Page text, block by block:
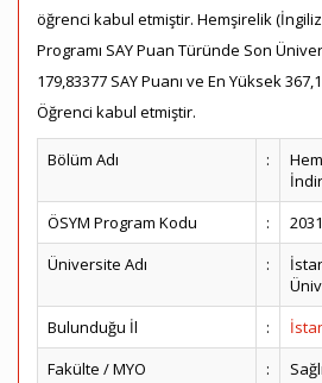
öğrenci kabul etmiştir. Hemşirelik
Programı SAY Puan Türünde Son
179,83377 SAY Puanı ve En Yüksek
Öğrenci kabul etmiştir.
Bölüm Adı :
ÖSYM Program Kodu
:
Üniversite Adı
:
Bulunduğu İl
:
Fakülte / MYO
: